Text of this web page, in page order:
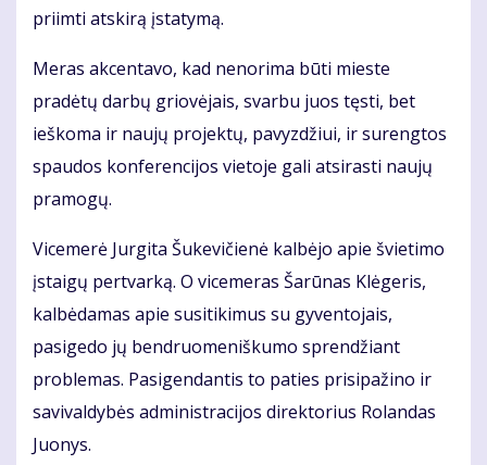
priimti atskirą įstatymą.
Meras akcentavo, kad nenorima būti mieste
pradėtų darbų griovėjais, svarbu juos tęsti, bet
ieškoma ir naujų projektų, pavyzdžiui, ir surengtos
spaudos konferencijos vietoje gali atsirasti naujų
pramogų.
Vicemerė Jurgita Šukevičienė kalbėjo apie švietimo
įstaigų pertvarką. O vicemeras Šarūnas Klėgeris,
kalbėdamas apie susitikimus su gyventojais,
pasigedo jų bendruomeniškumo sprendžiant
problemas. Pasigendantis to paties prisipažino ir
savivaldybės administracijos direktorius Rolandas
Juonys.